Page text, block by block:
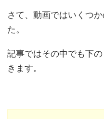
さて、動画ではいくつ
た。
記事ではその中でも下
きます。